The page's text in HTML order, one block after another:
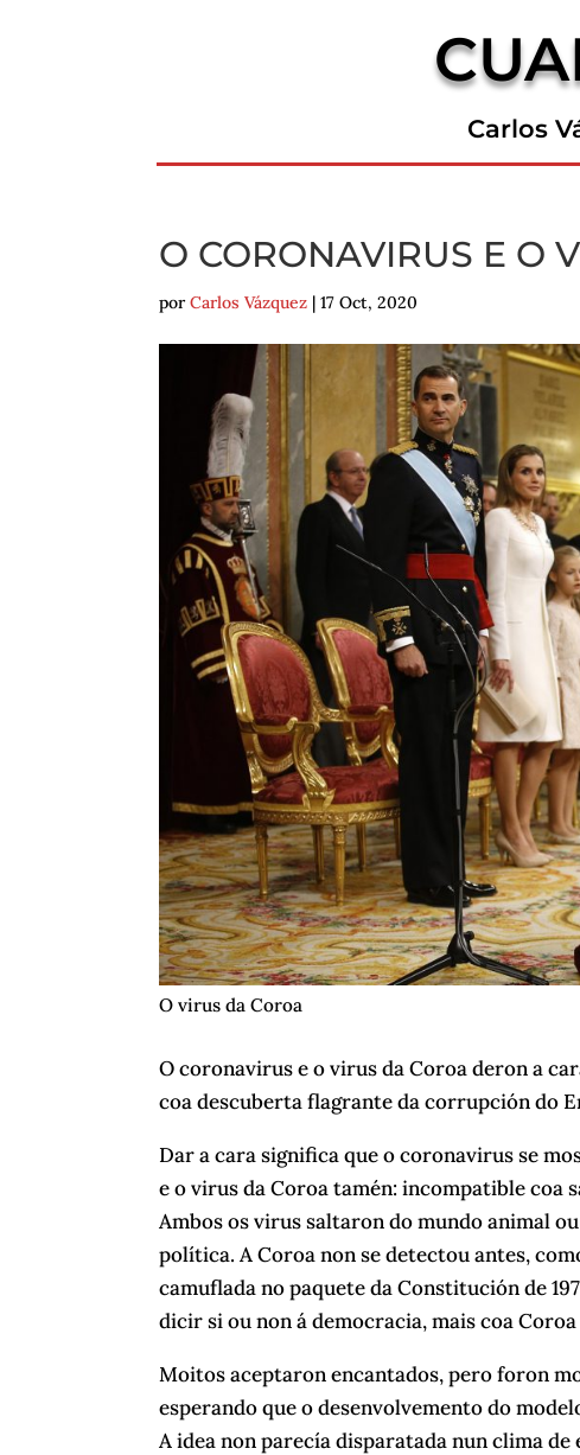
Carlos
O CORONAVIRUS E O
porCarlos Vázquez |17 Oct, 2020
O virus da Coroa
O coronavirus e o virus da Coroa deron a
coa descuberta flagrante da corrupción do
Dar a cara significa que o coronavirus se
e o virus da Coroa tamén: incompatible coa
Ambos os virus saltaron do mundo animal
política. A Coroa non se detectou antes,
camuflada no paquete da Constitución de
dicir si ou non á democracia, mais coa
Moitos aceptaron encantados, pero foron
esperando que o desenvolvemento do
A idea non parecía disparatada nun clima